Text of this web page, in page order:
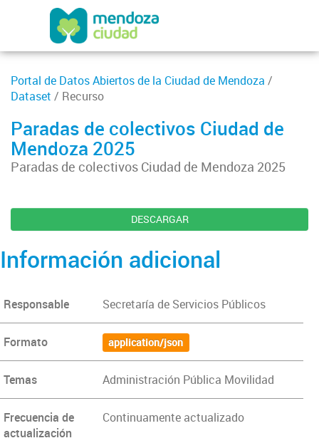
Portal de Datos Abiertos de la Ciudad de Mendoza /
Dataset / Recurso
Paradas de colectivos Ciudad de
Mendoza 2025
Paradas de colectivos Ciudad de Mendoza 2025
DESCARGAR
Información adicional
Responsable Secretaría de Servicios Públicos
Formato application/json
Temas Administración Pública Movilidad
Frecuencia de
actualización
Continuamente actualizado